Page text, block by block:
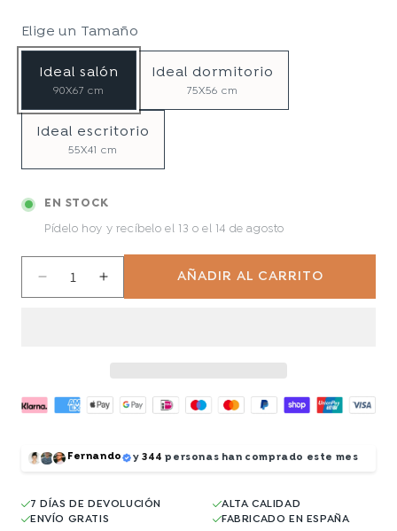
Elige un Tamaño
Ideal escritorio
55X41 cm
Ideal dormitorio
75X56 cm
Ideal salón
90X67 cm
EN STOCK
Pídelo hoy y recíbeloel 13 o el 14 de agosto
Reducir
cantidad
Aumentar
cantidad
AÑADIR AL CARRITO
Fernando y344 personas han comprado este mes
7 DÍAS DE DEVOLUCIÓN
ALTA CALIDAD
ENVÍO GRATIS
FABRICADO EN ESPAÑA